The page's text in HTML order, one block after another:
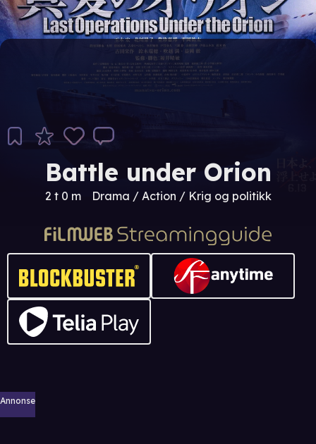
Battle under Orion
2 t 0 m Drama / Action / Krig og politikk
Annonse